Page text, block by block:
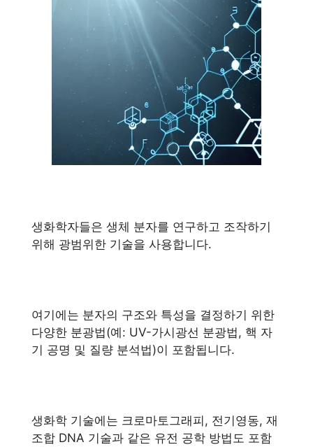
생화학자들은 생체 분자를 연구하고 조작하기
위해 광범위한 기술을 사용합니다.
여기에는 분자의 구조와 특성을 결정하기 위한
다양한 분광법(예: UV-가시광선 분광법, 핵 자
기 공명 및 질량 분석법)이 포함됩니다.
생화학 기술에는 크로마토그래피, 전기영동, 재
조합 DNA 기술과 같은 유전 공학 방법도 포함